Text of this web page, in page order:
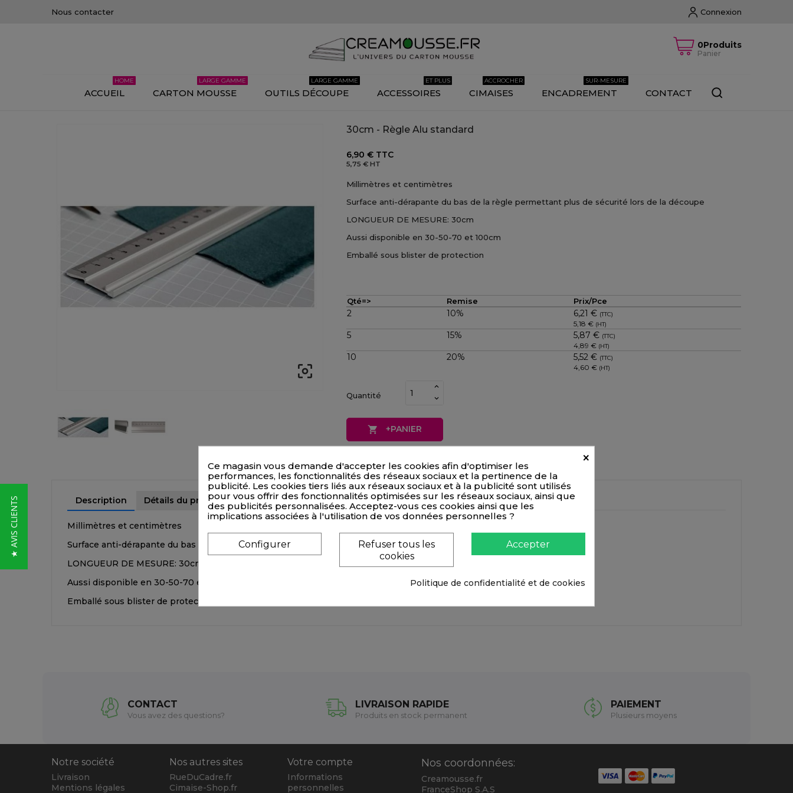
Nous contacter Connexion
0Produits
Panier
ACCUEIL
HOME
CARTON MOUSSE
LARGE GAMME
OUTILS DÉCOUPE
LARGE GAMME
ACCESSOIRES
ET PLUS
CIMAISES
ACCROCHER
ENCADREMENT
SUR-MESURE
CONTACT

30cm - Règle Alu standard
6,90 € TTC
5,75 € HT
Millimètres et centimètres
Surface anti-dérapante du bas de la règle permettant plus de sécurité lors de la découpe
LONGUEUR DE MESURE: 30cm
Aussi disponible en 30-50-70 et 100cm
Emballé sous blister de protection
Qté=> Remise Prix/Pce
2 10% 6,21 € (TTC)
5,18 € (HT)
5 15% 5,87 € (TTC)
4,89 € (HT)
10 20% 5,52 € (TTC)
4,60 € (HT)
Quantité
 +PANIER
Description Détails du produit
Millimètres et centimètres
Surface anti-dérapante du bas de la règle permettant plus de sécurité lors de la découpe
LONGUEUR DE MESURE: 30cm
Aussi disponible en 30-50-70 et 100cm
Emballé sous blister de protection
CONTACT
Vous avez des questions?
LIVRAISON RAPIDE
Produits en stock permanent
PAIEMENT
Plusieurs moyens
Notre société
Livraison
Mentions légales
Nos autres sites
RueDuCadre.fr
Cimaise-Shop.fr
Votre compte
Informations
personnelles
Nos coordonnées:
Creamousse.fr
FranceShop S.A.S
×
Ce magasin vous demande d'accepter les cookies afin d'optimiser les
performances, les fonctionnalités des réseaux sociaux et la pertinence de la
publicité. Les cookies tiers liés aux réseaux sociaux et à la publicité sont utilisés
pour vous offrir des fonctionnalités optimisées sur les réseaux sociaux, ainsi que
des publicités personnalisées. Acceptez-vous ces cookies ainsi que les
implications associées à l'utilisation de vos données personnelles ?
Accepter
Refuser tous les
cookies
Configurer
Politique de confidentialité et de cookies
★ AVIS CLIENTS